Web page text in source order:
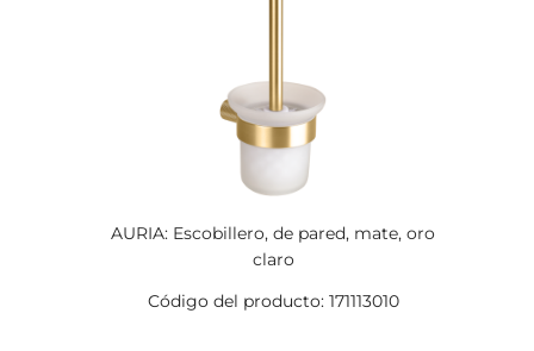
AURIA: Escobillero, de pared, mate, oro
claro
Código del producto: 171113010